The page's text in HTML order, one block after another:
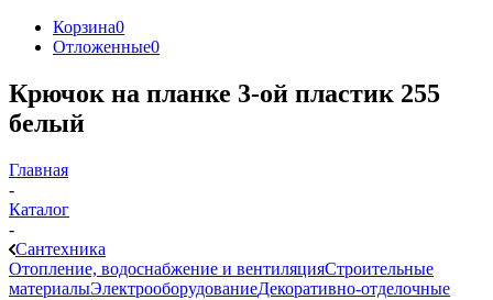
Корзина0
Отложенные0
Крючок на планке 3-ой пластик 255
белый
Главная
-
Каталог
-
Сантехника
Отопление, водоснабжение и вентиляцияСтроительные
материалыЭлектрооборудованиеДекоративно-отделочные